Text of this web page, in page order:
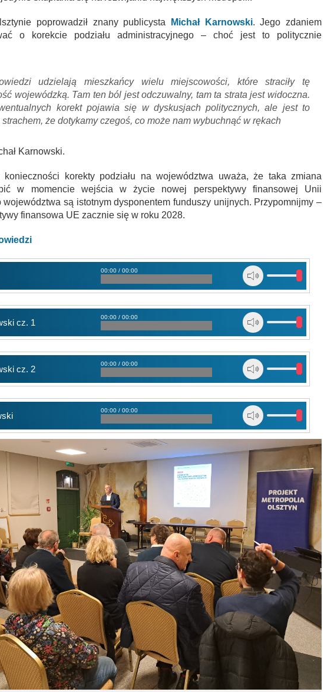
poprowadził znany publicysta Michał Karnowski. Jego zdaniem
o korekcie podziału administracyjnego – choć jest to politycznie
udzielają mieszkańcy wielu miejscowości, które straciły tę
wojewódzką. Tam ten ból jest odczuwalny, tam ta strata jest widoczna.
korekt pojawia się w dyskusjach politycznych, ale jest to
że dotykamy czegoś, co może nam wybuchnąć w rękach
Karnowski.
korekty podziału na województwa uważa, że taka zmiana
w momencie wejścia w życie nowej perspektywy finansowej Unii
województwa są istotnym dysponentem funduszy unijnych. Przypomnijmy –
finansowa UE zacznie się w roku 2028.
00:00 / 00:00
cz. 1
00:00 / 00:00
cz. 2
00:00 / 00:00
00:00 / 00:00